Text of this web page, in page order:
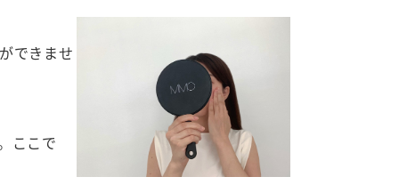
できませ
ここで